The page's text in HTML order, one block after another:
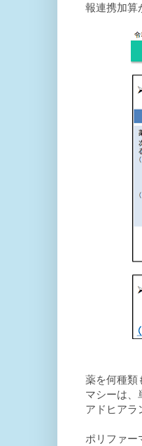
報連携加算
薬を何種類
マシーは、
アドヒアラ
ポリファー